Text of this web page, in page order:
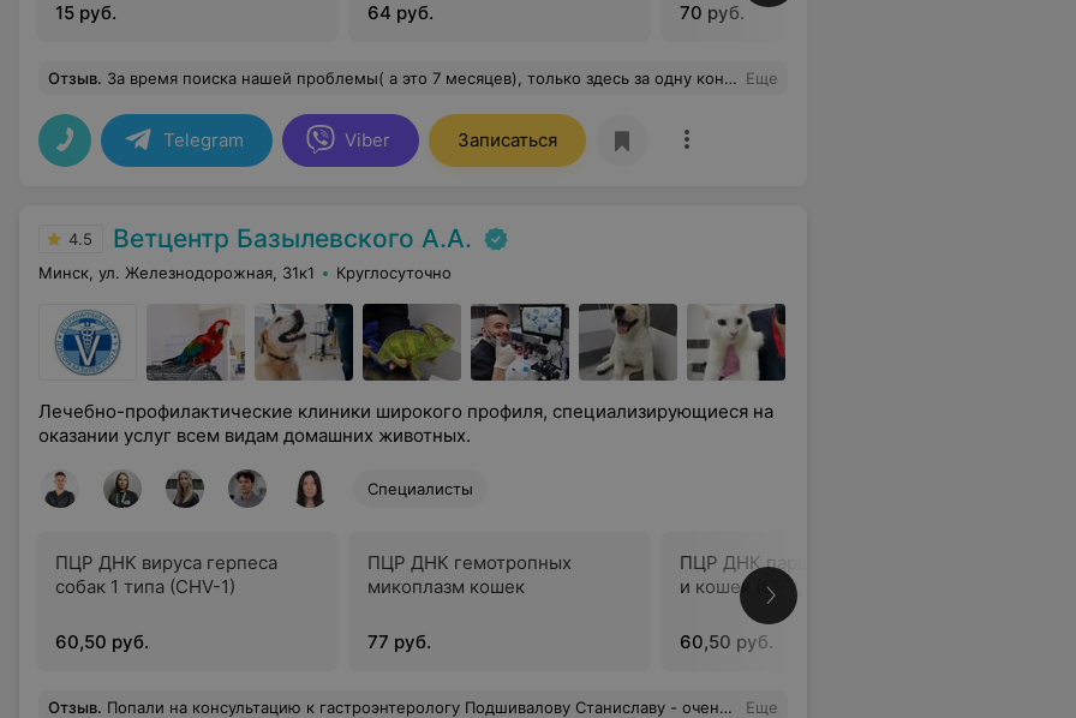
15 руб. 64 руб.
70 руб.
Отзыв. За время поиска нашей проблемы( а это 7 месяцев), только здесь за одну консультацию и одно исследование нам наши причину нашего недуга! Да, по стоимости чуть, выше чем в остальных клиниках, НО!!! Сколько бы мы сэкономили времени и денег! Так что я благодарна всем ребятам, кто был как-то причастен к постановке диагноза нашей собаке! Еще
Telegram Viber Записаться
4.5 Ветцентр Базылевского А.А.
Минск, ул. Железнодорожная, 31к1 Круглосуточно
Лечебно-профилактические клиники широкого профиля, специализирующиеся на
оказании услуг всем видам домашних животных.
Специалисты
ПЦР ДНК вируса герпеса
собак 1 типа (CHV-1)
60,50 руб.
ПЦР ДНК гемотропных
микоплазм кошек
77 руб.
ПЦР ДНК парвовирусов собак
и кошек (CPV, FPV)
60,50 руб.
Отзыв. Попали на консультацию к гастроэнтерологу Подшивалову Станиславу - очень довольны! Помог с проблемой, с которой мучились год, без лишних назначений и дорогих лекарств. Спасибо ему большое! Еще